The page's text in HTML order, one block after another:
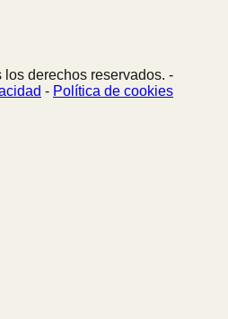
derechos reservados. -
- Política de cookies